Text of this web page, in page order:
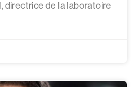
directrice de la laboratoire